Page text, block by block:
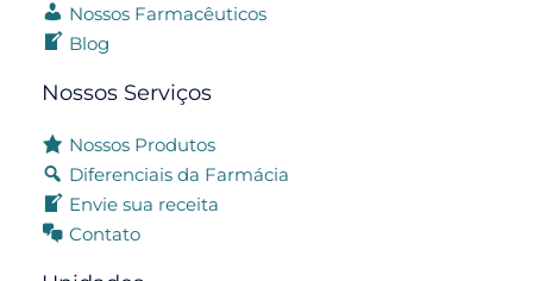
Nossos Farmacêuticos
Blog
Nossos Serviços
Nossos Produtos
Diferenciais da Farmácia
Envie sua receita
Contato